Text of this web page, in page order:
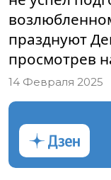
празднуют
просмотрев
14 Февраля 2025